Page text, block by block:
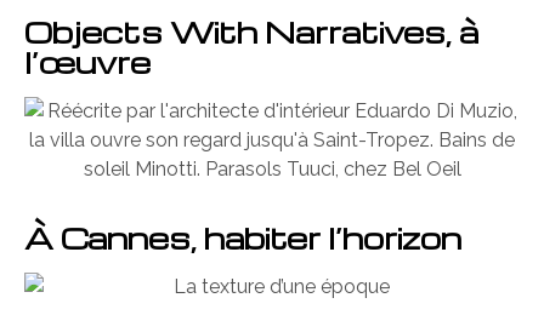
Objects With Narratives, à
l’œuvre
À Cannes, habiter l’horizon